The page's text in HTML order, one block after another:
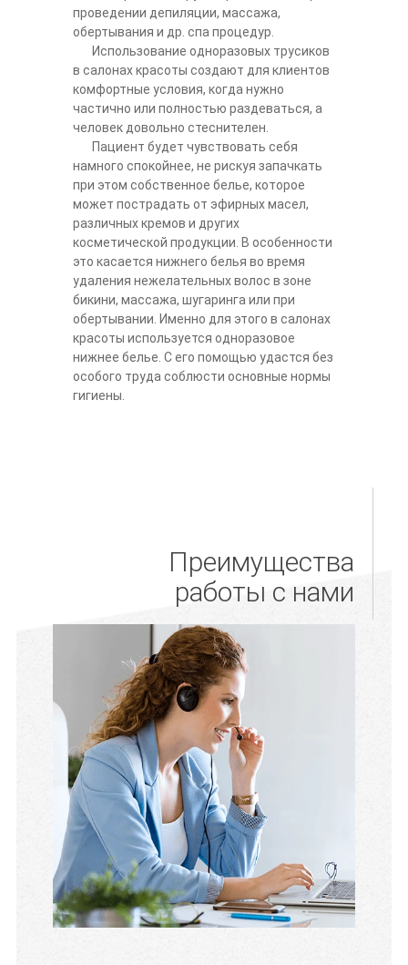
проведении депиляции, массажа,
обертывания и др. спа процедур.
Использование одноразовых трусиков
в салонах красоты создают для клиентов
комфортные условия, когда нужно
частично или полностью раздеваться, а
человек довольно стеснителен.
Пациент будет чувствовать себя
намного спокойнее, не рискуя запачкать
при этом собственное белье, которое
может пострадать от эфирных масел,
различных кремов и других
косметической продукции. В особенности
это касается нижнего белья во время
удаления нежелательных волос в зоне
бикини, массажа, шугаринга или при
обертывании. Именно для этого в салонах
красоты используется одноразовое
нижнее белье. С его помощью удастся без
особого труда соблюсти основные нормы
гигиены.
Преимущества
работы с нами